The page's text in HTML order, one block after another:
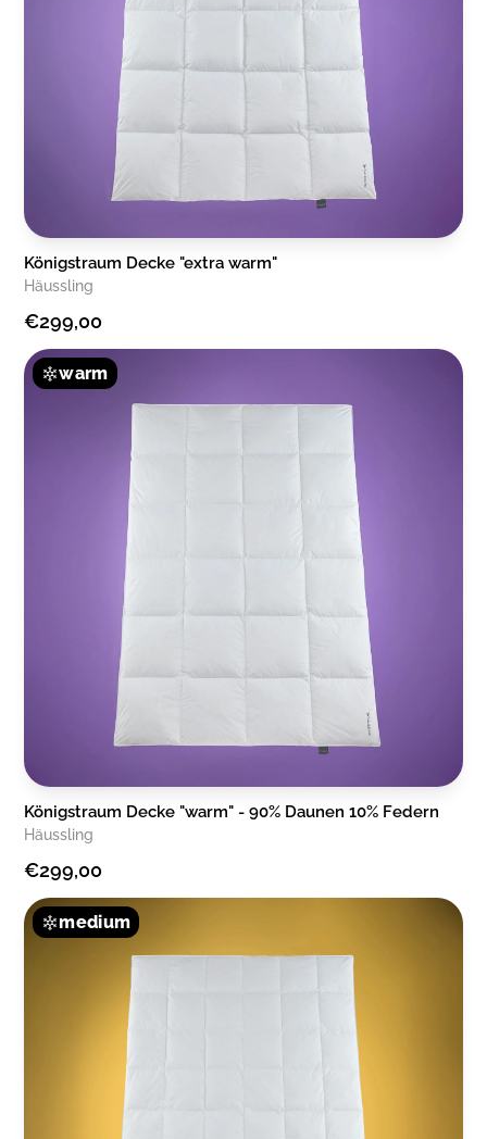
Königstraum Decke "extra warm"
Häussling
€299,00
warm
Königstraum Decke "warm" - 90% Daunen 10% Federn
Häussling
€299,00
medium